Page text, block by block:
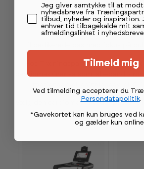
En cardiomaskine kan
- Effektiv opvarmning før
- En naturlig del af
Hos Træningspartner kan du finde
cardiomaskiner så som løbebånd,
Vælg den cardiomaskine, der passer
Permission tekst
Jeg giver samtykke til at
nyhedsbreve fra
tilbud, nyheder og inspiration.
enhver tid tilbagekalde mit
afmeldingslinket i
Tilmeld mig
Ved tilmelding accepterer du
Persondatapolitik.
*Gavekortet kan kun bruges ved
og gælder kun online